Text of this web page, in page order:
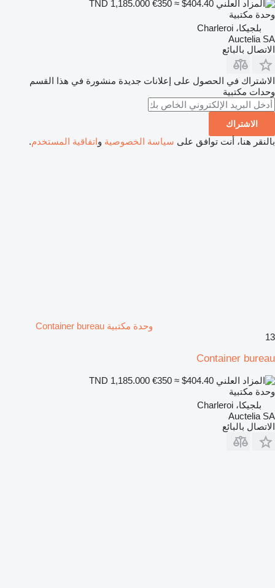
€350 ≈ $404.40
وحدة مكتبية
بلجيكا، Charleroi
Auctelia SA
الاتصال بالبائع
الاشتراك في الحصول على إعلانات جديدة منشورة في هذا القسم
وحدات مكتبية
الاشتراك
بالنقر هنا، أنت توافق على سياسة الخصوصية واتفاقية المستخدم.
وحدة مكتبية Container bureau
13
Container bureau
€350 ≈ $404.40
وحدة مكتبية
بلجيكا، Charleroi
Auctelia SA
الاتصال بالبائع